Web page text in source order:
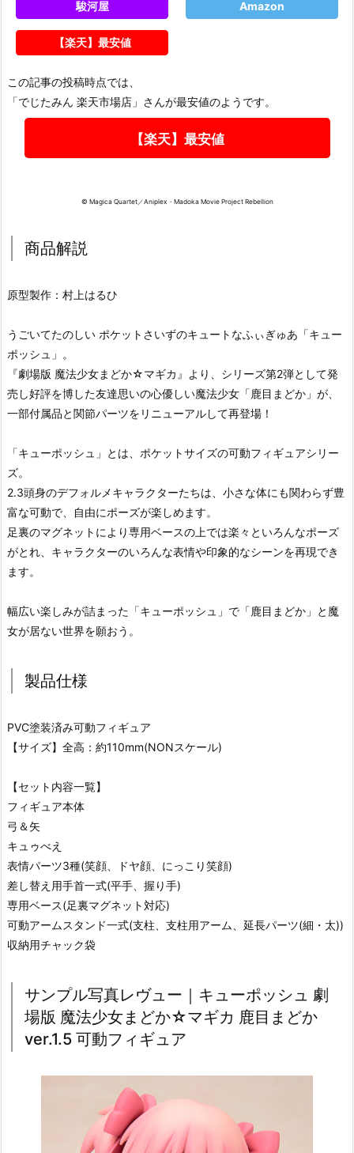
駿河屋 Amazon
【楽天】最安値
この記事の投稿時点では、
「でじたみん 楽天市場店」さんが最安値のようです。
【楽天】最安値
© Magica Quartet／Aniplex・Madoka Movie Project Rebellion
商品解説
原型製作：村上はるひ
うごいてたのしい ポケットさいずのキュートなふぃぎゅあ「キュー
ポッシュ」。
『劇場版 魔法少女まどか☆マギカ』より、シリーズ第2弾として発
売し好評を博した友達思いの心優しい魔法少女「鹿目まどか」が、
一部付属品と関節パーツをリニューアルして再登場！
「キューポッシュ」とは、ポケットサイズの可動フィギュアシリー
ズ。
2.3頭身のデフォルメキャラクターたちは、小さな体にも関わらず豊
富な可動で、自由にポーズが楽しめます。
足裏のマグネットにより専用ベースの上では楽々といろんなポーズ
がとれ、キャラクターのいろんな表情や印象的なシーンを再現でき
ます。
幅広い楽しみが詰まった「キューポッシュ」で「鹿目まどか」と魔
女が居ない世界を願おう。
製品仕様
PVC塗装済み可動フィギュア
【サイズ】全高：約110mm(NONスケール)
【セット内容一覧】
フィギュア本体
弓＆矢
キュゥべえ
表情パーツ3種(笑顔、ドヤ顔、にっこり笑顔)
差し替え用手首一式(平手、握り手)
専用ベース(足裏マグネット対応)
可動アームスタンド一式(支柱、支柱用アーム、延長パーツ(細・太))
収納用チャック袋
サンプル写真レヴュー｜キューポッシュ 劇
場版 魔法少女まどか☆マギカ 鹿目まどか
ver.1.5 可動フィギュア